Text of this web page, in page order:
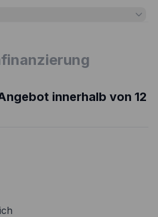
innerhalb von 12